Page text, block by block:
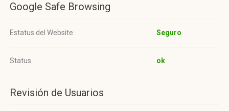
Google Safe Browsing
Estatus del Website Seguro
Status ok
Revisión de Usuarios